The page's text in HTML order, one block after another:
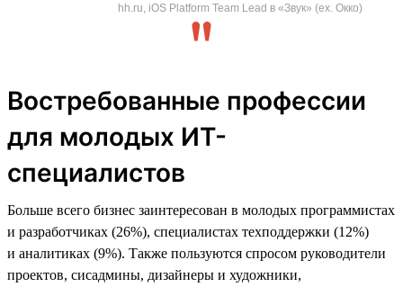
hh.ru, iOS Platform Team Lead в «Звук» (ex. Окко)
Востребованные профессии
для молодых ИТ-
специалистов
Больше всего бизнес заинтересован в молодых программистах
и разработчиках (26%), специалистах техподдержки (12%)
и аналитиках (9%). Также пользуются спросом руководители
проектов, сисадмины, дизайнеры и художники,